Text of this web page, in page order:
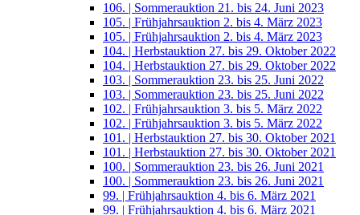
106. | Sommerauktion 21. bis 24. Juni 2023
105. | Frühjahrsauktion 2. bis 4. März 2023
105. | Frühjahrsauktion 2. bis 4. März 2023
104. | Herbstauktion 27. bis 29. Oktober 2022
104. | Herbstauktion 27. bis 29. Oktober 2022
103. | Sommerauktion 23. bis 25. Juni 2022
103. | Sommerauktion 23. bis 25. Juni 2022
102. | Frühjahrsauktion 3. bis 5. März 2022
102. | Frühjahrsauktion 3. bis 5. März 2022
101. | Herbstauktion 27. bis 30. Oktober 2021
101. | Herbstauktion 27. bis 30. Oktober 2021
100. | Sommerauktion 23. bis 26. Juni 2021
100. | Sommerauktion 23. bis 26. Juni 2021
99. | Frühjahrsauktion 4. bis 6. März 2021
99. | Frühjahrsauktion 4. bis 6. März 2021